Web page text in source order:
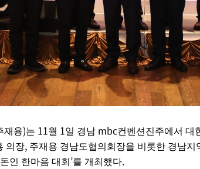
재용)는 11월 1일 경남 mbc컨벤션진주에서 대
의장, 주재용 경남도협의회장을 비롯한 경남지
인 한마음 대회 ’를 개최했다.